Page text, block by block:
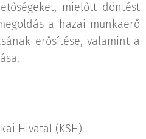
mielőtt döntést
a hazai munkaerő
erősítése, valamint a
Hivatal (KSH)